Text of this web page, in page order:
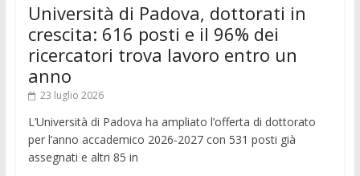
Università di Padova, dottorati in
crescita: 616 posti e il 96% dei
ricercatori trova lavoro entro un
anno
23 luglio 2026
L’Università di Padova ha ampliato l’offerta di dottorato
per l’anno accademico 2026-2027 con 531 posti già
assegnati e altri 85 in